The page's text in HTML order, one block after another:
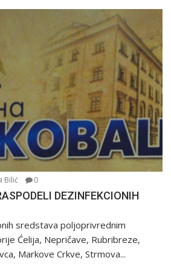
Bilić 0
DEZINFEKCIONIH
sredstava poljoprivrednim
Ćelija, Nepričave, Rubribreze,
Markove Crkve, Strmova...